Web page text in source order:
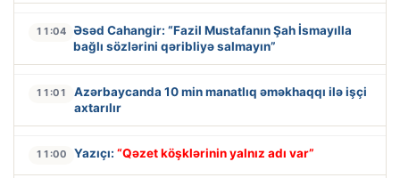
11:04
Əsəd Cahangir: “Fazil Mustafanın Şah İsmayılla
bağlı sözlərini qəribliyə salmayın”
11:01
Azərbaycanda 10 min manatlıq əməkhaqqı ilə işçi
axtarılır
11:00 Yazıçı: “Qəzet köşklərinin yalnız adı var”